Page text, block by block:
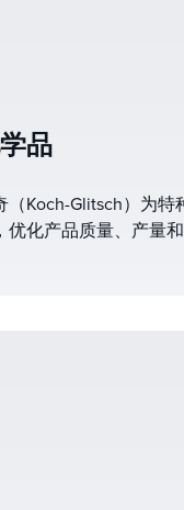
品
（Koch-Glitsch）为
化产品质量、产量和